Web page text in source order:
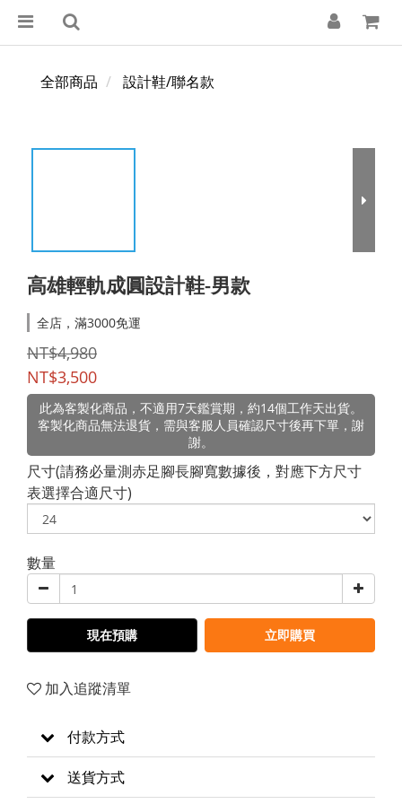
全部商品 設計鞋/聯名款
高雄輕軌成圓設計鞋-男款
全店，滿3000免運
NT$4,980
NT$3,500
此為客製化商品，不適用7天鑑賞期，約14個工作天出貨。
客製化商品無法退貨，需與客服人員確認尺寸後再下單，謝
謝。
尺寸(請務必量測赤足腳長腳寬數據後，對應下方尺寸
表選擇合適尺寸)
數量
現在預購 立即購買
加入追蹤清單
付款方式
送貨方式